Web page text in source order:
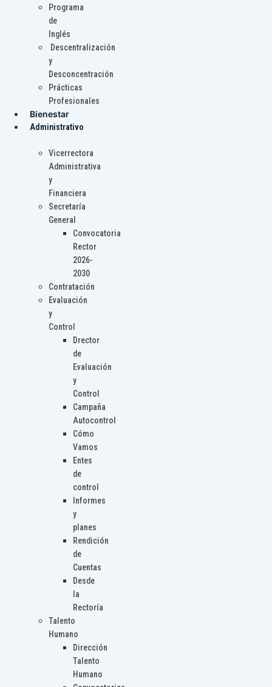
Programa
de
Inglés
Descentralización
y
Desconcentración
Prácticas
Profesionales
Bienestar
Administrativo
Vicerrectora
Administrativa
y
Financiera
Secretaría
General
Convocatoria
Rector
2026-
2030
Contratación
Evaluación
y
Control
Drector
de
Evaluación
y
Control
Campaña
Autocontrol
Cómo
Vamos
Entes
de
control
Informes
y
planes
Rendición
de
Cuentas
Desde
la
Rectoría
Talento
Humano
Dirección
Talento
Humano